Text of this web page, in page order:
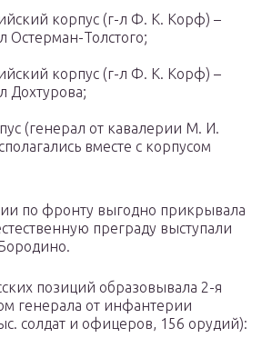
корпус (г-л Ф. К. Корф) –
Остерман-Толстого;
корпус (г-л Ф. К. Корф) –
Дохтурова;
(генерал от кавалерии М. И.
вместе с корпусом
по фронту выгодно прикрывала
преграду выступали
позиций образовывала 2-я
генерала от инфантерии
солдат и офицеров, 156 орудий):